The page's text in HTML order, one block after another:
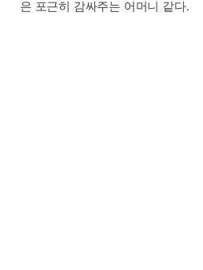
은 포근히 감싸주는 어머니 같다.